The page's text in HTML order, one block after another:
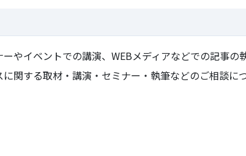
やイベントでの講演、WEBメディアなどでの記事の
関する取材・講演・セミナー・執筆などのご相談に